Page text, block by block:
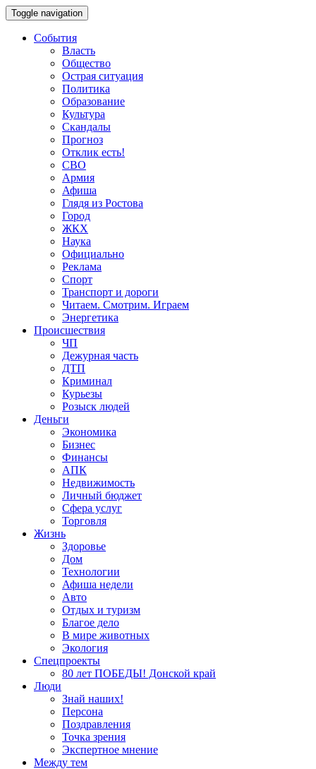
Toggle navigation
События
Власть
Общество
Острая ситуация
Политика
Образование
Культура
Скандалы
Прогноз
Отклик есть!
СВО
Армия
Афиша
Глядя из Ростова
Город
ЖКХ
Наука
Официально
Реклама
Спорт
Транспорт и дороги
Читаем. Смотрим. Играем
Энергетика
Происшествия
ЧП
Дежурная часть
ДТП
Криминал
Курьезы
Розыск людей
Деньги
Экономика
Бизнес
Финансы
АПК
Недвижимость
Личный бюджет
Сфера услуг
Торговля
Жизнь
Здоровье
Дом
Технологии
Афиша недели
Авто
Отдых и туризм
Благое дело
В мире животных
Экология
Спецпроекты
80 лет ПОБЕДЫ! Донской край
Люди
Знай наших!
Персона
Поздравления
Точка зрения
Экспертное мнение
Между тем